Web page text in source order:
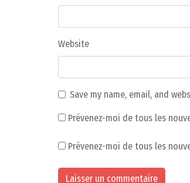
Website
Save my name, email, and
Prévenez-moi de tous les
Prévenez-moi de tous les